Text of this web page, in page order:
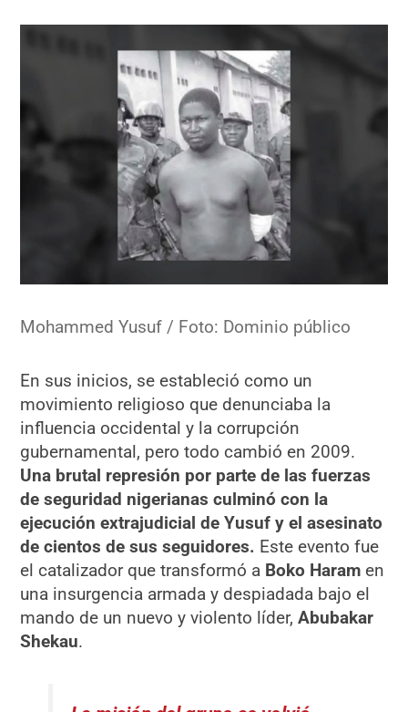
Mohammed Yusuf / Foto: Dominio público
En sus inicios, se estableció como un
movimiento religioso que denunciaba la
influencia occidental y la corrupción
gubernamental, pero todo cambió en 2009.
Una brutal represión por parte de las fuerzas
de seguridad nigerianas culminó con la
ejecución extrajudicial de Yusuf y el asesinato
de cientos de sus seguidores. Este evento fue
el catalizador que transformó a Boko Haram en
una insurgencia armada y despiadada bajo el
mando de un nuevo y violento líder,Abubakar
Shekau.